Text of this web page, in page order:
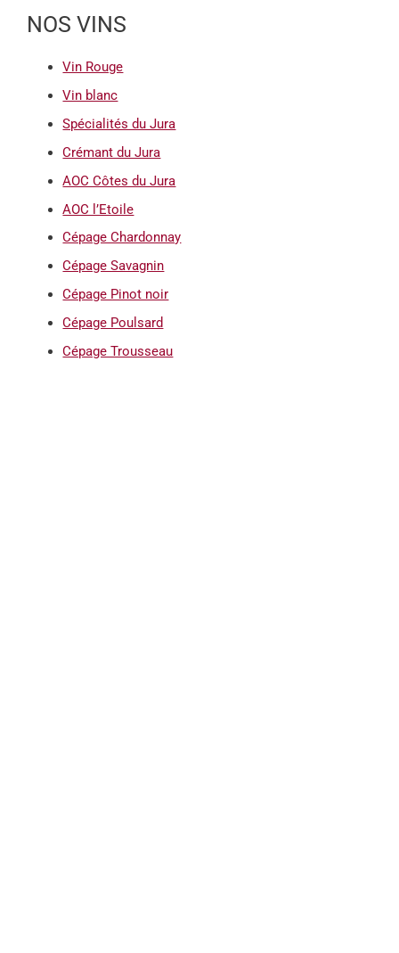
NOS VINS
Vin Rouge
Vin blanc
Spécialités du Jura
Crémant du Jura
AOC Côtes du Jura
AOC l’Etoile
Cépage Chardonnay
Cépage Savagnin
Cépage Pinot noir
Cépage Poulsard
Cépage Trousseau